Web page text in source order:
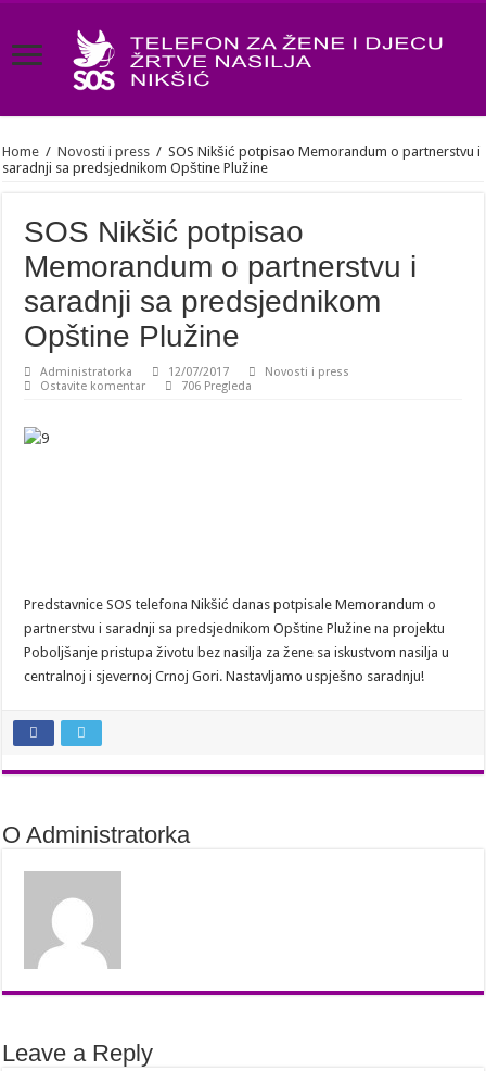
Home / Novosti i press / SOS Nikšić potpisao Memorandum o partnerstvu i
saradnji sa predsjednikom Opštine Plužine
SOS Nikšić potpisao
Memorandum o partnerstvu i
saradnji sa predsjednikom
Opštine Plužine
Administratorka 12/07/2017
Novosti i press
Ostavite komentar
706 Pregleda
Predstavnice SOS telefona Nikšić danas potpisale Memorandum o
partnerstvu i saradnji sa predsjednikom Opštine Plužine na projektu
Poboljšanje pristupa životu bez nasilja za žene sa iskustvom nasilja u
centralnoj i sjevernoj Crnoj Gori. Nastavljamo uspješno saradnju!
O Administratorka
Leave a Reply